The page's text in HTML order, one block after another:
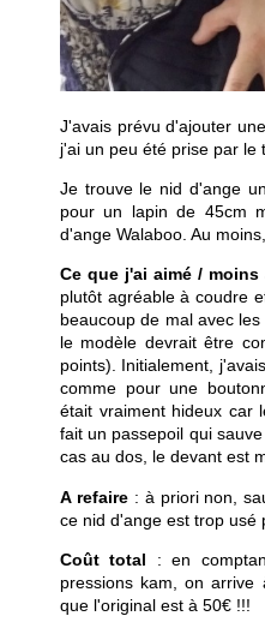
J'avais prévu d'ajouter
j'ai un peu été prise par le
Je trouve le nid d'ange
pour un lapin de 45cm
d'ange Walaboo. Au
Ce que j'ai aimé / moins
plutôt agréable à coudre
beaucoup de mal avec
le modèle devrait être
points). Initialement,
comme pour une
était vraiment hideux car
fait un passepoil qui
cas au dos, le devant est
A refaire: à priori non,
ce nid d'ange est trop usé
Coût total : en
pressions kam, on
que l'original est à 50€ !!!